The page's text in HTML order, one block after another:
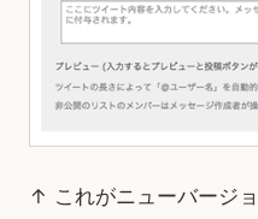
↑ これがニューバージ